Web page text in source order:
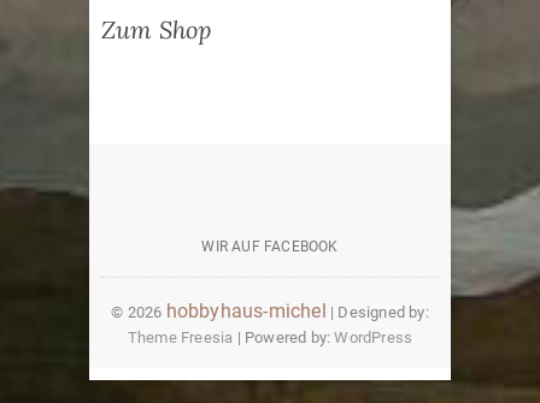
Zum Shop
auf
facebook
WIR AUF FACEBOOK
© 2026 hobbyhaus-michel | Designed by:
Theme Freesia | Powered by:WordPress